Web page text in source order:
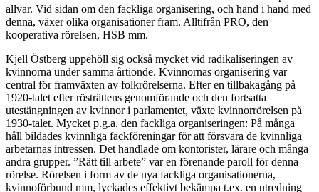
allvar. Vid sidan om den fackliga organisering, och hand i hand med
denna, växer olika organisationer fram. Alltifrån PRO, den
kooperativa rörelsen, HSB mm.
Kjell Östberg uppehöll sig också mycket vid radikaliseringen av
kvinnorna under samma årtionde. Kvinnornas organisering var
central för framväxten av folkrörelserna. Efter en tillbakagång på
1920-talet efter rösträttens genomförande och den fortsatta
utestängningen av kvinnor i parlamentet, växte kvinnorrörelsen på
1930-talet. Mycket p.g.a. den fackliga organiseringen: På många
håll bildades kvinnliga fackföreningar för att försvara de kvinnliga
arbetarnas intressen. Det handlade om kontorister, lärare och många
andra grupper. ”Rätt till arbete” var en förenande paroll för denna
rörelse. Rörelsen i form av de nya fackliga organisationerna,
kvinnoförbund mm, lyckades effektivt bekämpa t.ex. en utredning